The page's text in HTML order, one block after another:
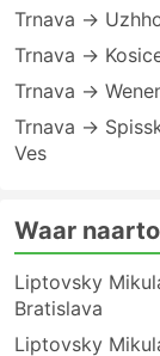
Trnava →
Trnava →
Trnava →
Trnava →
Ves
Waar
Liptovsky
Bratislava
Liptovsky